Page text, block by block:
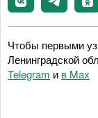
Чтобы первыми
Ленинградской
Telegram и в Maх